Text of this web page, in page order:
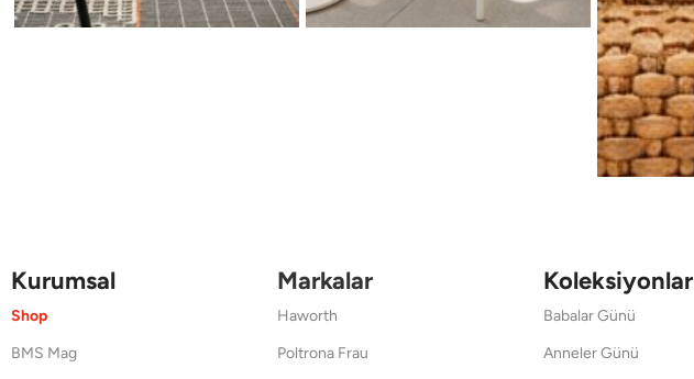
Kurumsal
Shop
BMS Mag
Markalar
Haworth
Poltrona Frau
Koleksiyonlar
Babalar Günü
Anneler Günü